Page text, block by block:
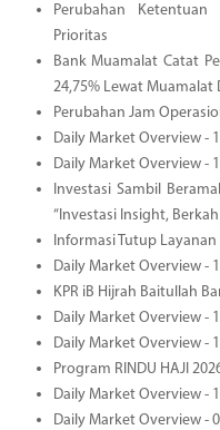
Perubahan
Prioritas
Bank Muamalat Catat
24,75% Lewat Muamalat
Perubahan Jam
Daily Market Overview -
Daily Market Overview -
Investasi Sambil
“Investasi Insight,
Informasi Tutup
Daily Market Overview -
KPR iB Hijrah Baitullah
Daily Market Overview -
Daily Market Overview -
Program RINDU HAJI
Daily Market Overview -
Daily Market Overview -